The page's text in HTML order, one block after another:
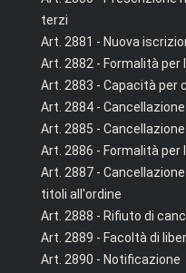
terzi
Art. 2881 - Nuova
Art. 2882 - Formalità per
Art. 2883 - Capacità per
Art. 2884 -
Art. 2885 -
Art. 2886 - Formalità per
Art. 2887 -
titoli all'ordine
Art. 2888 - Rifiuto di
Art. 2889 - Facoltà di
Art. 2890 - Notificazione